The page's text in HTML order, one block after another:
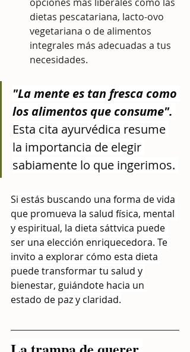
dietas pescatariana, lacto-ovo
vegetariana o de alimentos
integrales más adecuadas a tus
necesidades.
"La mente es tan fresca como
los alimentos que consume".
Esta cita ayurvédica resume
la importancia de elegir
sabiamente lo que ingerimos.
Si estás buscando una forma de vida
que promueva la salud física, mental
y espiritual, la dieta sáttvica puede
ser una elección enriquecedora. Te
invito a explorar cómo esta dieta
puede transformar tu salud y
bienestar, guiándote hacia un
estado de paz y claridad.